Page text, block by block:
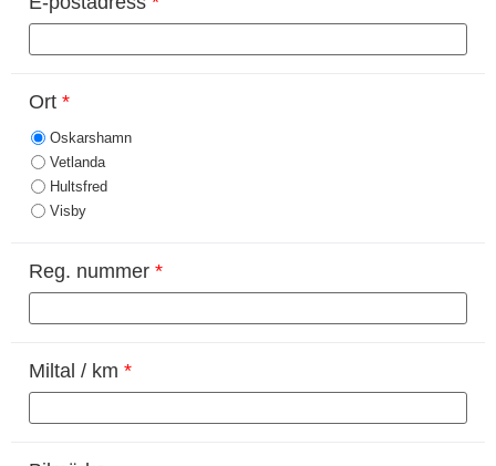
Ort *
Oskarshamn
Vetlanda
Hultsfred
Visby
Reg. nummer *
Miltal / km *